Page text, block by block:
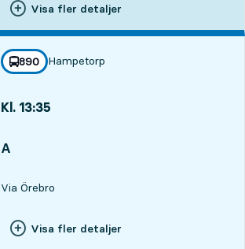
Visa fler detaljer
linje
890
mot
Hampetorp
,
Kl. 13:35
A
Via Örebro
Visa fler detaljer